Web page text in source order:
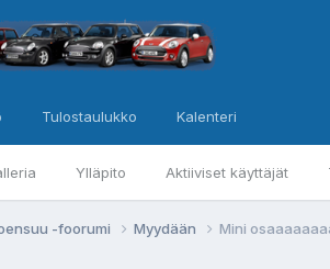
Ylläpito Aktiiviset käyttäjät
Tulostaulukko Kalenteri
-foorumi Myydään Mini